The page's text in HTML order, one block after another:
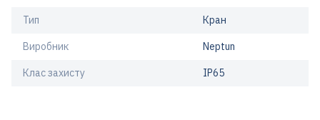
Тип Кран
Виробник Neptun
Клас захисту IP65